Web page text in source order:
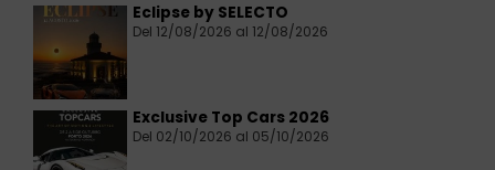
Eclipse by SELECTO
Del 12/08/2026 al 12/08/2026
Exclusive Top Cars 2026
Del 02/10/2026 al 05/10/2026